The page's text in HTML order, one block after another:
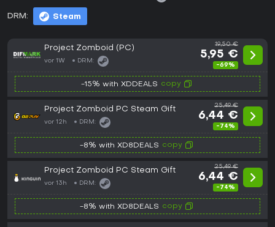
DRM: Steam
Project Zomboid (PC)
vor 1W DRM:
19,50 €
5,95 €
-69%
-15% with XDDEALS copy
Project Zomboid PC Steam Gift
vor 12h DRM:
25,49 €
6,44 €
-74%
-8% with XD8DEALS copy
Project Zomboid PC Steam Gift
vor 13h DRM:
25,49 €
6,44 €
-74%
-8% with XD8DEALS copy